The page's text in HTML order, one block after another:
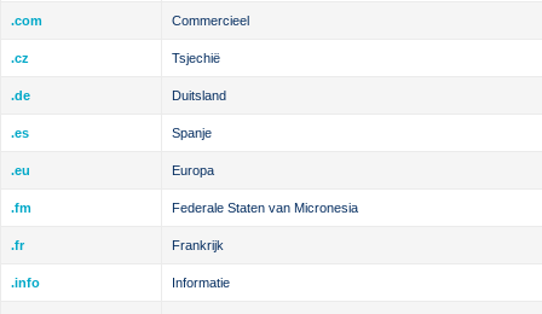
.com Commercieel
.cz Tsjechië
.de Duitsland
.es Spanje
.eu Europa
.fm Federale Staten van Micronesia
.fr Frankrijk
.info Informatie